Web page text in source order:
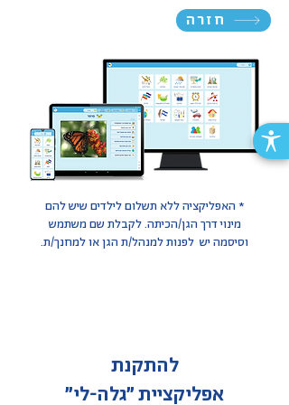
חזרה
* האפליקציה ללא תשלום לילדים שיש להם
מינוי דרך הגן/הכיתה.לקבלת שם משתמש
וסיסמה יש לפנות למנהל/ת הגן או למחנך/ת.
להתקנת
אפליקציית״גלה-לי״